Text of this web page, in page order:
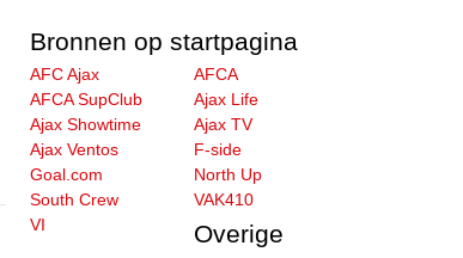
Bronnen op startpagina
AFC Ajax
AFCA
AFCA SupClub
Ajax Life
Ajax Showtime
Ajax TV
Ajax Ventos
F-side
Goal.com
North Up
South Crew
VAK410
VI
Overige